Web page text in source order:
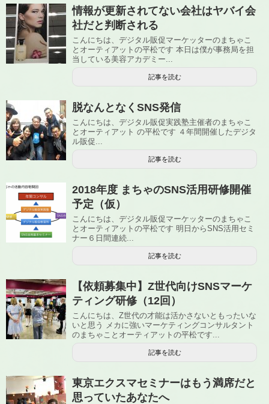
情報が更新されてない会社はヤバイ会
社だと判断される
こんにちは、デジタル販促マーケッターのまちゃこ
とオーティアットの平松です 本日は僕が事務局を担
当している美容アカデミー...
記事を読む
脱なんとなくSNS発信
こんにちは、デジタル販促実践塾主催者のまちゃこ
とオーティアット の平松です ４年間開催したデジタ
ル販促...
記事を読む
2018年度 まちゃのSNS活用研修開催
予定（仮）
こんにちは、デジタル販促マーケッターのまちゃこ
とオーティアットの平松です 明日からSNS活用セミ
ナー６日間連続...
記事を読む
【依頼募集中】Z世代向けSNSマーケ
ティング研修（12回）
こんにちは、Z世代の才能は活かさないともったいな
いと思う メカに強いマーケティングコンサルタント
のまちゃことオーティアットの平松です...
記事を読む
東京エクスマセミナーはもう満席だと
思っていたあなたへ